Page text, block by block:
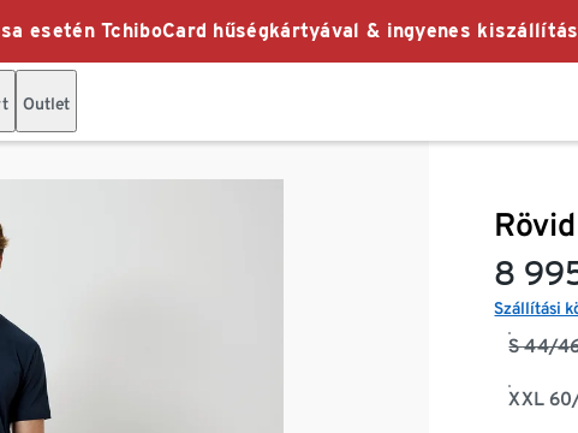
esetén TchiboCard hűségkártyával & ingyenes kiszállítás
Outlet
8
Szállítási
S 44/
XXL